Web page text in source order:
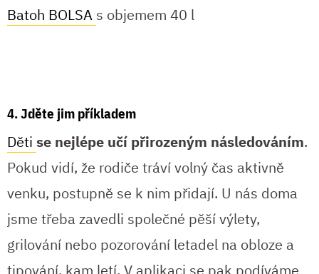
Batoh BOLSA s objemem 40 l
4. Jděte jim příkladem
Děti se nejlépe učí přirozeným následováním.
Pokud vidí, že rodiče tráví volný čas aktivně
venku, postupně se k nim přidají. U nás doma
jsme třeba zavedli společné pěší výlety,
grilování nebo pozorování letadel na obloze a